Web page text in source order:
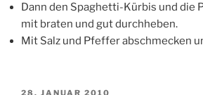
Dann den Spaghetti-Kürbis und die
mit braten und gut durchheben.
Mit Salz und Pfeffer abschmecken
VERÖFFENTLICHT
28. JANUAR 2010